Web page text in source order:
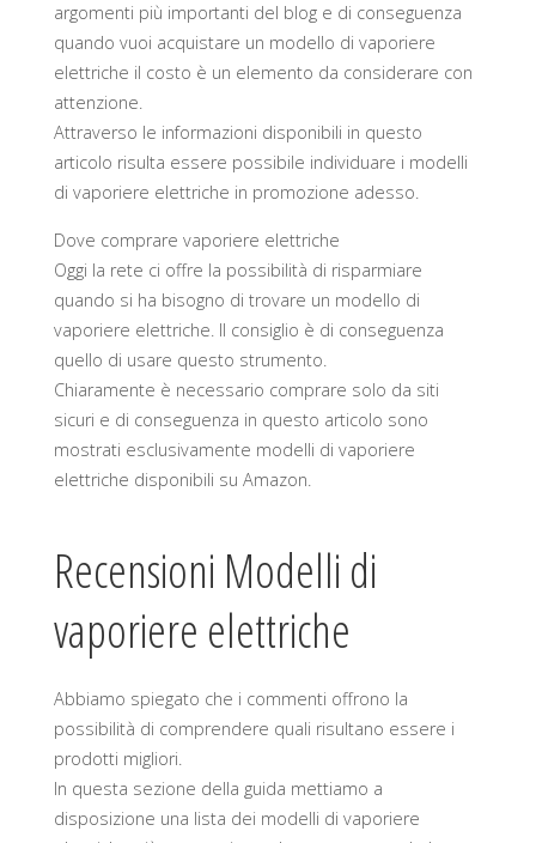
argomenti più importanti del blog e di conseguenza
quando vuoi acquistare un modello di vaporiere
elettriche il costo è un elemento da considerare con
attenzione.
Attraverso le informazioni disponibili in questo
articolo risulta essere possibile individuare i modelli
di vaporiere elettriche in promozione adesso.
Dove comprare vaporiere elettriche
Oggi la rete ci offre la possibilità di risparmiare
quando si ha bisogno di trovare un modello di
vaporiere elettriche. Il consiglio è di conseguenza
quello di usare questo strumento.
Chiaramente è necessario comprare solo da siti
sicuri e di conseguenza in questo articolo sono
mostrati esclusivamente modelli di vaporiere
elettriche disponibili su Amazon.
Recensioni Modelli di
vaporiere elettriche
Abbiamo spiegato che i commenti offrono la
possibilità di comprendere quali risultano essere i
prodotti migliori.
In questa sezione della guida mettiamo a
disposizione una lista dei modelli di vaporiere